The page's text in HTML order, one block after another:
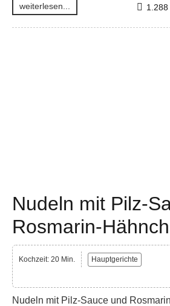
weiterlesen... 1.288
Nudeln mit Pilz-
Rosmarin-
Kochzeit: 20 Min. Hauptgerichte
Nudeln mit Pilz-Sauce und